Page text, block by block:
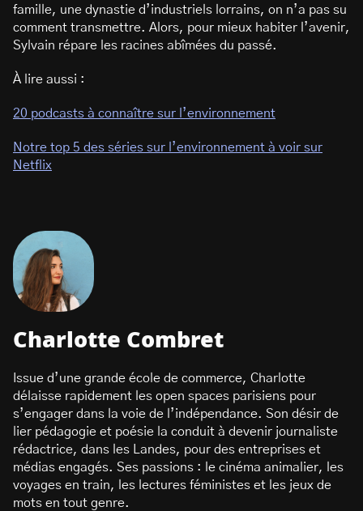
famille, une dynastie d’industriels lorrains, on n’a pas su
comment transmettre. Alors, pour mieux habiter l’avenir,
Sylvain répare les racines abîmées du passé.
À lire aussi :
20 podcasts à connaître sur l’environnement
Notre top 5 des séries sur l’environnement à voir sur
Netflix
Charlotte Combret
Issue d’une grande école de commerce, Charlotte
délaisse rapidement les open spaces parisiens pour
s’engager dans la voie de l’indépendance. Son désir de
lier pédagogie et poésie la conduit à devenir journaliste
rédactrice, dans les Landes, pour des entreprises et
médias engagés. Ses passions : le cinéma animalier, les
voyages en train, les lectures féministes et les jeux de
mots en tout genre.